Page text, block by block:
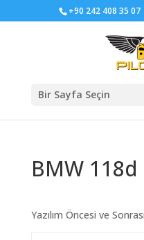
+90 242 408 35 07
Bir Sayfa Seçin
BMW 118d
Yazılım Öncesi ve